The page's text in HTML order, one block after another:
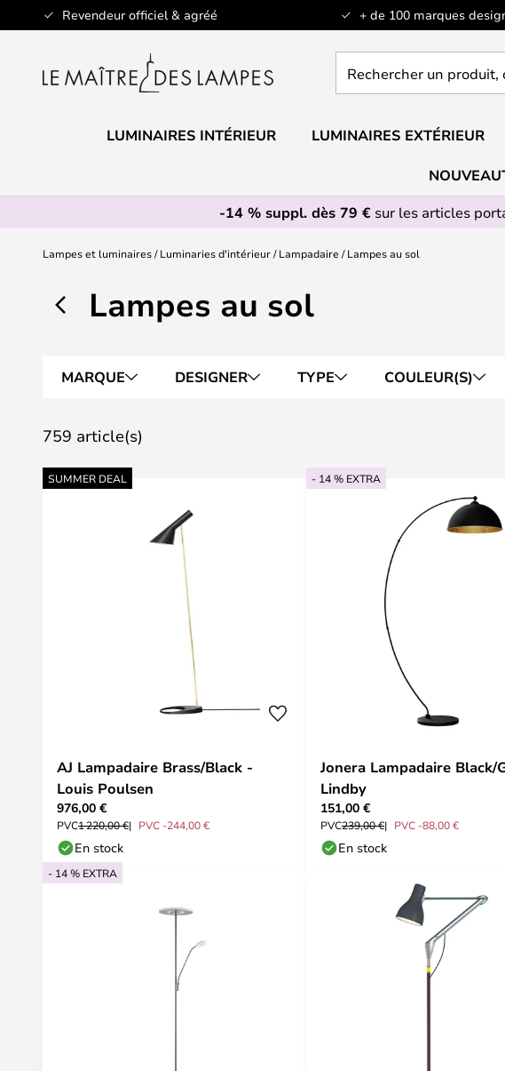
Revendeur officiel & agréé + de 100 marques
Allez
au
un
catégorie...
LUMINAIRES INTÉRIEUR LUMINAIRES EXTÉRIEUR
-14 % suppl. dès 79 € sur les articles
Lampes et luminaires Luminaries d'intérieur Lampadaire Lampes au sol
Lampes au sol
MARQUE DESIGNER TYPE COULEUR(S)
759 article(s)
SUMMER DEAL
AJ Lampadaire Brass/Black -
Louis Poulsen
976,00 €
PVC1 220,00 € PVC -244,00 €
En stock
- 14 % EXTRA
Jonera Lampadaire Black/
Lindby
151,00 €
PVC239,00 € PVC -88,00 €
En stock
- 14 % EXTRA